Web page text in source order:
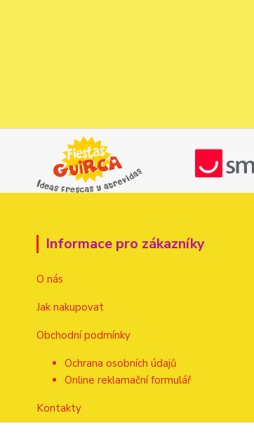
Informace pro zákazníky
O nás
Jak nakupovat
Obchodní podmínky
Ochrana osobních údajů
Online reklamační formulář
Kontakty